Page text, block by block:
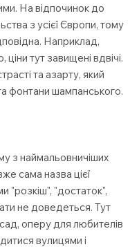
На відпочинок до
з усієї Європи, тому
Наприклад,
тут завищені вдвічі.
та азарту, який
фонтани шампанського.
з наймальовничіших
сама назва цієї
"розкіш", "достаток",
не доведеться. Тут
оперу для любителів
вулицями і